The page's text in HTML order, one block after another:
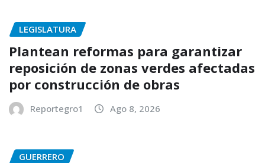
LEGISLATURA
Plantean reformas para garantizar
reposición de zonas verdes afectadas
por construcción de obras
Reportegro1 Ago 8, 2026
GUERRERO